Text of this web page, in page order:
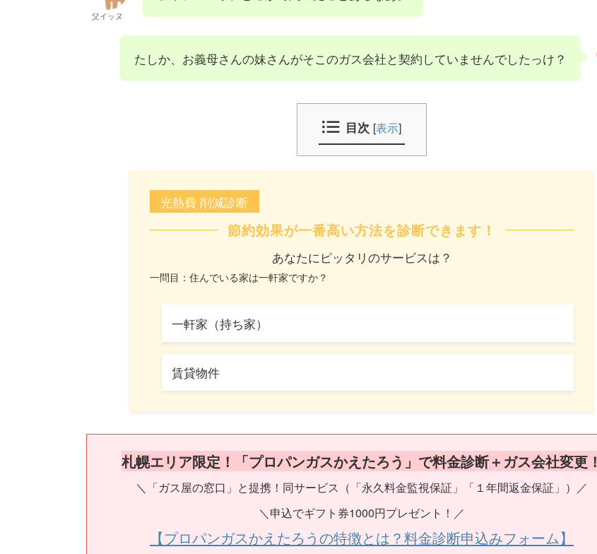
父イッヌ
たしか、お義母さんの妹さんがそこのガス会社と契約していませんでしたっけ？
目次 [表示]
光熱費 削減診断
節約効果が一番高い方法を診断できます！
あなたにピッタリのサービスは？
一問目：住んでいる家は一軒家ですか？
一軒家（持ち家）
賃貸物件
札幌エリア限定！「プロパンガスかえたろう」で料金診断＋ガス会社変更！
＼「ガス屋の窓口」と提携！同サービス（「永久料金監視保証」「１年間返金保証」）／
＼申込でギフト券1000円プレゼント！／
【プロパンガスかえたろうの特徴とは？料金診断申込みフォーム】